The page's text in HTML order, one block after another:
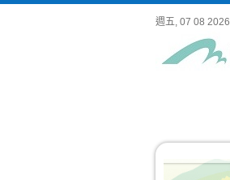
週五, 07 08 2026